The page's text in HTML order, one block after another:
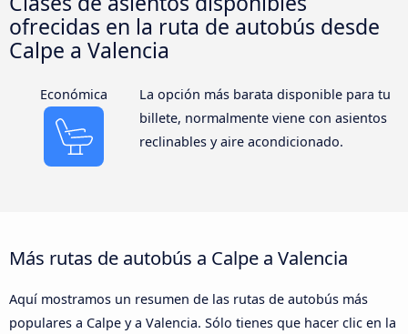
ofrecidas en la ruta de autobús desde
Calpe a Valencia
Económica
La opción más barata disponible para tu
billete, normalmente viene con asientos
reclinables y aire acondicionado.
Más rutas de autobús a Calpe a Valencia
Aquí mostramos un resumen de las rutas de autobús más
populares a Calpe y a Valencia. Sólo tienes que hacer clic en la